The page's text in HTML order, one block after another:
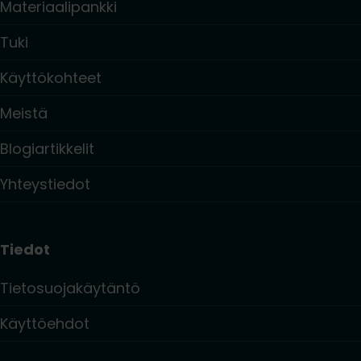
Materiaalipankki
Tuki
Käyttökohteet
Meistä
Blogiartikkelit
Yhteystiedot
Tiedot
Tietosuojakäytäntö
Käyttöehdot